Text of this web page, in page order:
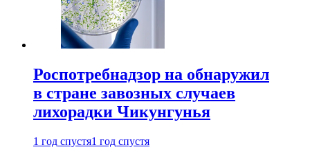
Роспотребнадзор на обнаружил
в стране завозных случаев
лихорадки Чикунгунья
1 год спустя1 год спустя